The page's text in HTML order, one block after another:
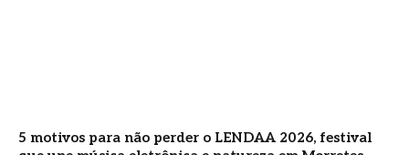
5 motivos para não perder o LENDAA 2026, festival